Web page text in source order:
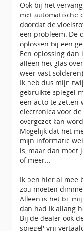
Ook bij het
met automatische
doordat de
een probleem. De
oplossen bij een
Een oplossing dan
alleen het glas
weer vast
Ik heb dus mijn
gebruikte spiegel
een auto te zetten
electronica voor
overgezet kan
Mogelijk dat het
mijn informatie
is, maar dan moet
of meer...
Ik ben hier al mee
zou moeten
Alleen is het bij
dan had ik allang
Bij de dealer ook
spiegel' vrij